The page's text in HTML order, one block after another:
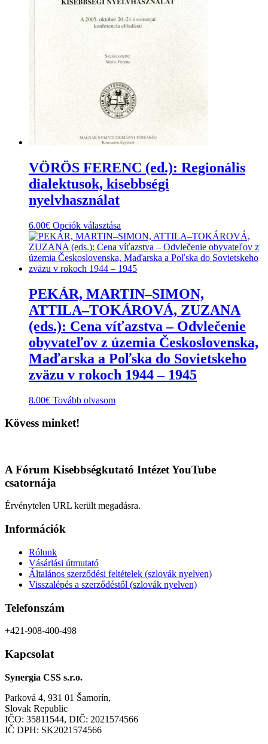
VÖRÖS FERENC (ed.): Regionális
dialektusok, kisebbségi
nyelvhasználat
6.00€ Opciók választása
a
terméknek
több
variációja
A
változatok
a
termékoldalon
választhatók
ki
PEKÁR, MARTIN–SIMON,
ATTILA–TOKÁROVÁ, ZUZANA
(eds.): Cena víťazstva – Odvlečenie
obyvateľov z územia Československa,
Maďarska a Poľska do Sovietskeho
zväzu v rokoch 1944 – 1945
8.00€ Tovább olvasom
Kövess minket!
A Fórum Kisebbségkutató Intézet YouTube
csatornája
Érvénytelen URL került megadásra.
Információk
Rólunk
Vásárlási útmutató
Általános szerződési feltételek (szlovák nyelven)
Visszalépés a szerződéstől (szlovák nyelven)
Telefonszám
+421-908-400-498
Kapcsolat
Synergia CSS s.r.o.
Parková 4, 931 01 Šamorín,
Slovak Republic
IČO: 35811544, DIČ: 2021574566
IČ DPH: SK2021574566